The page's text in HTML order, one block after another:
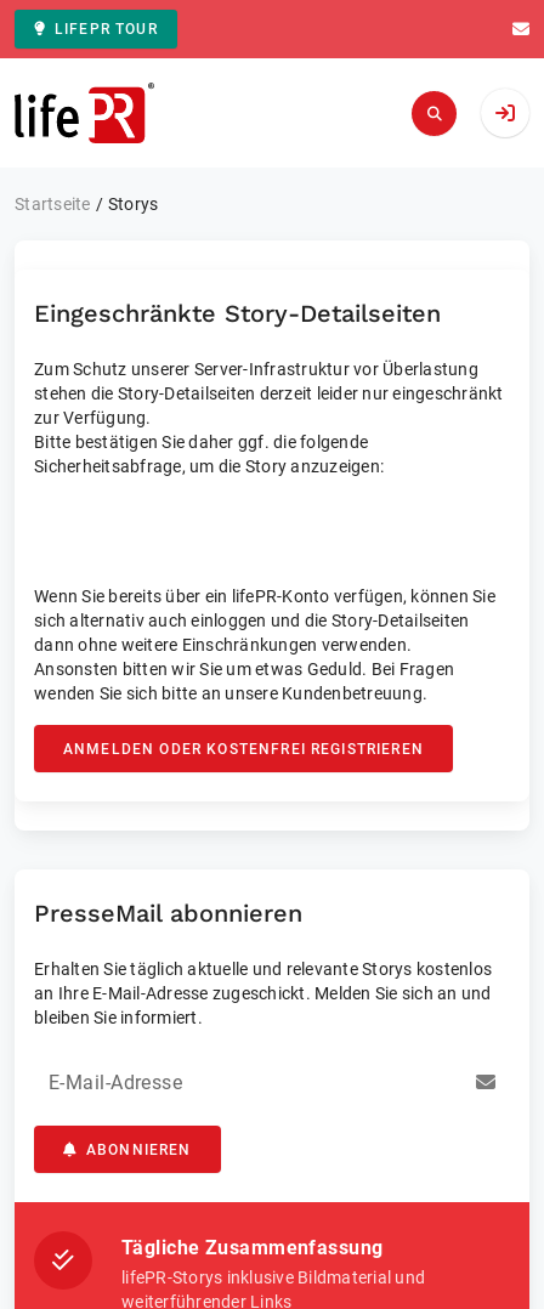
LIFEPR TOUR
Zur Startseite
Startseite Storys
Eingeschränkte Story-Detailseiten
Zum Schutz unserer Server-Infrastruktur vor Überlastung
stehen die Story-Detailseiten derzeit leider nur eingeschränkt
zur Verfügung.
Bitte bestätigen Sie daher ggf. die folgende
Sicherheitsabfrage, um die Story anzuzeigen:
Wenn Sie bereits über ein lifePR-Konto verfügen, können Sie
sich alternativ auch einloggen und die Story-Detailseiten
dann ohne weitere Einschränkungen verwenden.
Ansonsten bitten wir Sie um etwas Geduld. Bei Fragen
wenden Sie sich bitte an unsere Kundenbetreuung.
ANMELDEN ODER KOSTENFREI REGISTRIEREN
PresseMail abonnieren
Erhalten Sie täglich aktuelle und relevante Storys kostenlos
an Ihre E-Mail-Adresse zugeschickt. Melden Sie sich an und
bleiben Sie informiert.
E-Mail-Adresse
ABONNIEREN
Tägliche Zusammenfassung
lifePR-Storys inklusive Bildmaterial und
weiterführender Links